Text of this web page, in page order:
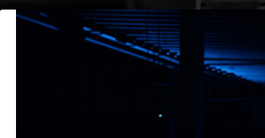
Diretores
A Surreal
Conteúdo de marca